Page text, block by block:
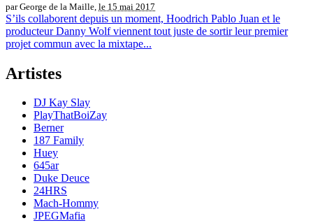
par George de la Maille, le 15 mai 2017
S’ils collaborent depuis un moment, Hoodrich Pablo Juan et le
producteur Danny Wolf viennent tout juste de sortir leur premier
projet commun avec la mixtape...
Artistes
DJ Kay Slay
PlayThatBoiZay
Berner
187 Family
Huey
645ar
Duke Deuce
24HRS
Mach-Hommy
JPEGMafia